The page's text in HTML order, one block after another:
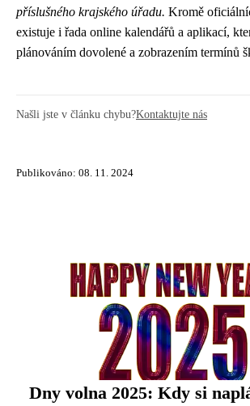
příslušného krajského úřadu. Kromě
existuje i řada online kalendářů a aplikací,
plánováním dovolené a zobrazením termínů
Našli jste v článku chybu?Kontaktujte nás
Publikováno: 08. 11. 2024
Dny volna 2025: Kdy si